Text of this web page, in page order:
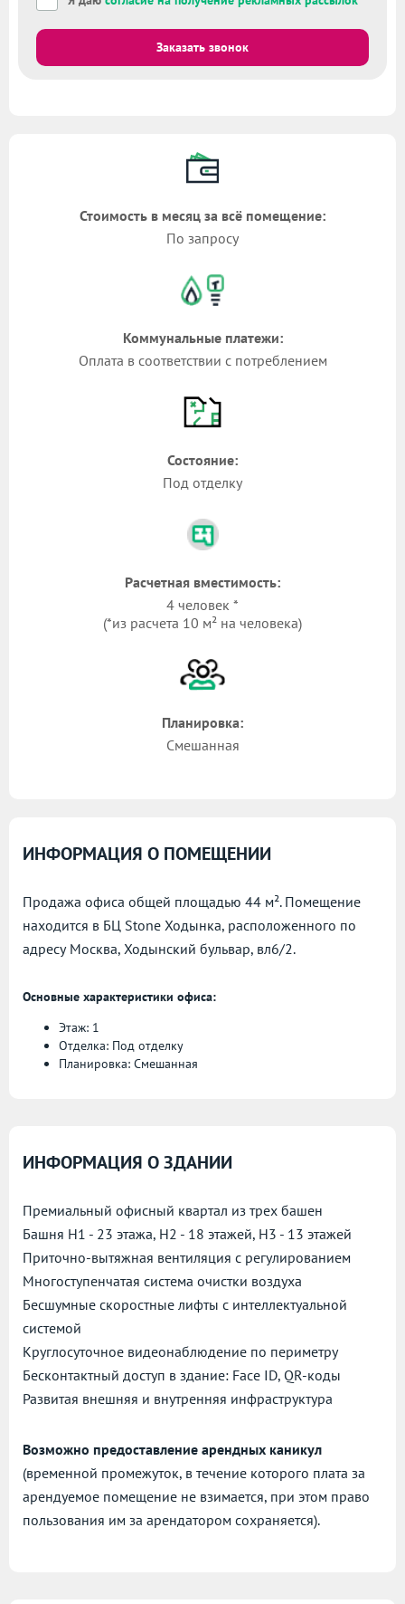
Заказать звонок
Стоимость в месяц за всё помещение:
По запросу
Коммунальные платежи:
Оплата в соответствии с потреблением
Состояние:
Под отделку
Расчетная вместимость:
4 человек *
(*из расчета 10 м² на человека)
Планировка:
Смешанная
ИНФОРМАЦИЯ О ПОМЕЩЕНИИ
Продажа офиса общей площадью 44 м². Помещение
находится в БЦ Stone Ходынка, расположенного по
адресу Москва, Ходынский бульвар, вл6/2.
Основные характеристики офиса:
Этаж: 1
Отделка: Под отделку
Планировка: Смешанная
ИНФОРМАЦИЯ О ЗДАНИИ
Премиальный офисный квартал из трех башен
Башня H1 - 23 этажа, H2 - 18 этажей, H3 - 13 этажей
Приточно-вытяжная вентиляция с регулированием
Многоступенчатая система очистки воздуха
Бесшумные скоростные лифты с интеллектуальной
системой
Круглосуточное видеонаблюдение по периметру
Бесконтактный доступ в здание: Face ID, QR-коды
Развитая внешняя и внутренняя инфраструктура
Возможно предоставление арендных каникул
(временной промежуток, в течение которого плата за
арендуемое помещение не взимается, при этом право
пользования им за арендатором сохраняется).